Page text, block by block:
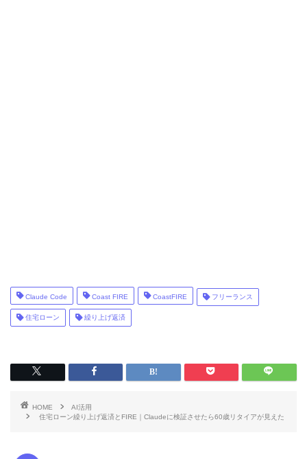
Claude Code Coast FIRE CoastFIRE フリーランス
住宅ローン 繰り上げ返済
HOME
AI活用
住宅ローン繰り上げ返済とFIRE｜Claudeに検証させたら60歳リタイアが見えた